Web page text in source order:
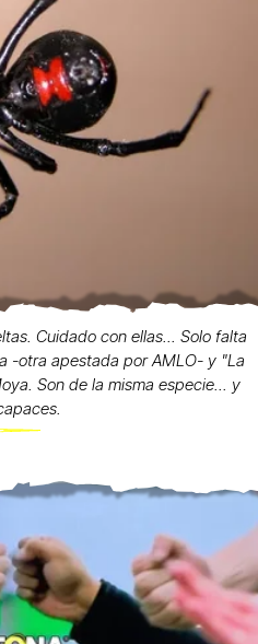
Cuidado con ellas... Solo falta
-otra apestada por AMLO- y "La
Son de la misma especie... y